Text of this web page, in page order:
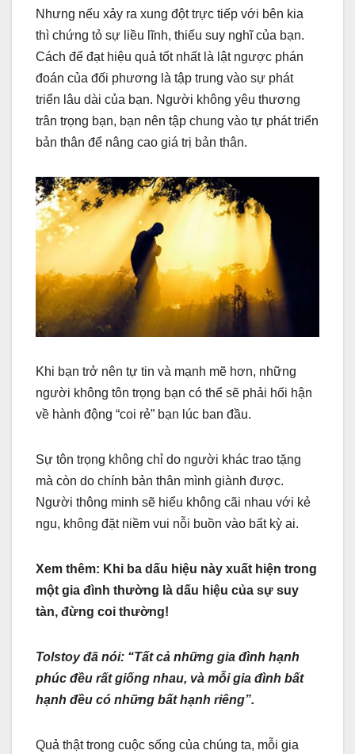
Nhưng nếu xảy ra xung đột trực tiếp với bên kia
thì chứng tỏ sự liều lĩnh, thiếu suy nghĩ của bạn.
Cách để đạt hiệu quả tốt nhất là lật ngược phán
đoán của đối phương là tập trung vào sự phát
triển lâu dài của bạn. Người không yêu thương
trân trọng bạn, bạn nên tập chung vào tự phát triển
bản thân để nâng cao giá trị bản thân.
Khi bạn trở nên tự tin và mạnh mẽ hơn, những
người không tôn trọng bạn có thể sẽ phải hối hận
về hành động “coi rẻ” bạn lúc ban đầu.
Sự tôn trọng không chỉ do người khác trao tặng
mà còn do chính bản thân mình giành được.
Người thông minh sẽ hiểu không cãi nhau với kẻ
ngu, không đặt niềm vui nỗi buồn vào bất kỳ ai.
Xem thêm: Khi ba dấu hiệu này xuất hiện trong
một gia đình thường là dấu hiệu của sự suy
tàn, đừng coi thường!
Tolstoy đã nói: “Tất cả những gia đình hạnh
phúc đều rất giống nhau, và mỗi gia đình bất
hạnh đều có những bất hạnh riêng”.
Quả thật trong cuộc sống của chúng ta, mỗi gia